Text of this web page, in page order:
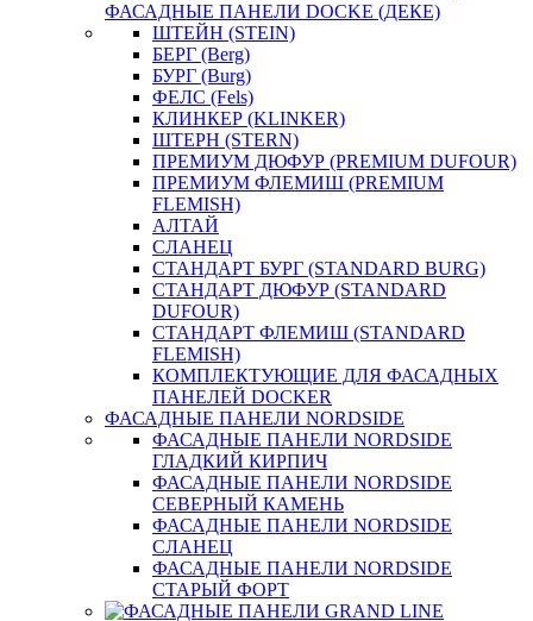
ФАСАДНЫЕ ПАНЕЛИ DOCKE (ДЕКЕ)
ШТЕЙН (STEIN)
БЕРГ (Berg)
БУРГ (Burg)
ФЕЛС (Fels)
КЛИНКЕР (KLINKER)
ШТЕРН (STERN)
ПРЕМИУМ ДЮФУР (PREMIUM DUFOUR)
ПРЕМИУМ ФЛЕМИШ (PREMIUM
FLEMISH)
АЛТАЙ
СЛАНЕЦ
СТАНДАРТ БУРГ (STANDARD BURG)
СТАНДАРТ ДЮФУР (STANDARD
DUFOUR)
СТАНДАРТ ФЛЕМИШ (STANDARD
FLEMISH)
КОМПЛЕКТУЮЩИЕ ДЛЯ ФАСАДНЫХ
ПАНЕЛЕЙ DOCKER
ФАСАДНЫЕ ПАНЕЛИ NORDSIDE
ФАСАДНЫЕ ПАНЕЛИ NORDSIDE
ГЛАДКИЙ КИРПИЧ
ФАСАДНЫЕ ПАНЕЛИ NORDSIDE
СЕВЕРНЫЙ КАМЕНЬ
ФАСАДНЫЕ ПАНЕЛИ NORDSIDE
СЛАНЕЦ
ФАСАДНЫЕ ПАНЕЛИ NORDSIDE
СТАРЫЙ ФОРТ